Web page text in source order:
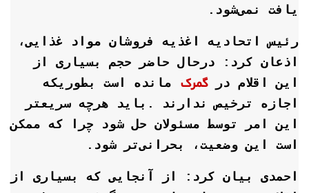
یافت نمی‌شود.
رئیس اتحادیه اغذیه فروشان مواد غذایی،
اذعان کرد: درحال حاضر حجم بسیاری از
این اقلام درگمرک مانده است بطوریکه
اجازه ترخیص ندارند .باید هرچه سریعتر
این امر توسط مسئولان حل شود چرا که ممکن
است این وضعیت، بحرانی‌تر شود.
احمدی بیان کرد: از آنجایی که بسیاری از